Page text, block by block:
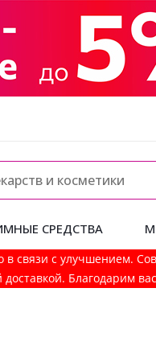
СРЕДСТВА
связи с улучшением.
доставкой. Благодарим